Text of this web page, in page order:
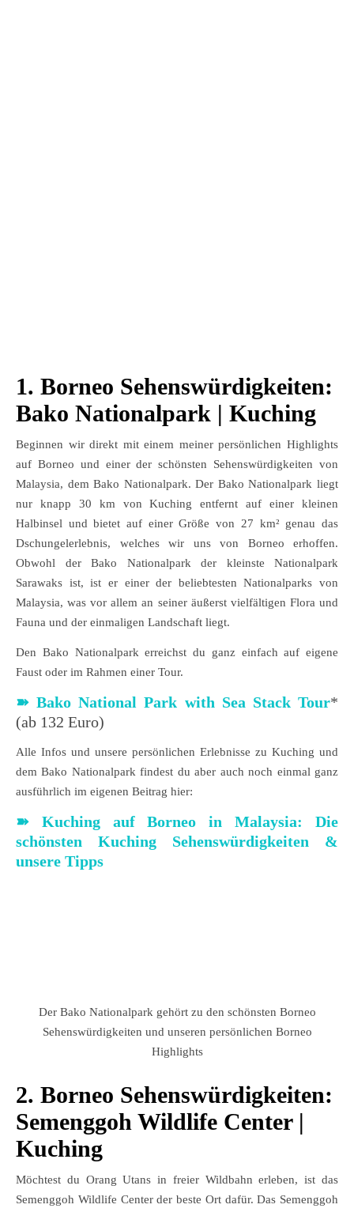
1. Borneo Sehenswürdigkeiten:
Bako Nationalpark | Kuching
Beginnen wir direkt mit einem meiner persönlichen Highlights
auf Borneo und einer der schönsten Sehenswürdigkeiten von
Malaysia, dem Bako Nationalpark. Der Bako Nationalpark liegt
nur knapp 30 km von Kuching entfernt auf einer kleinen
Halbinsel und bietet auf einer Größe von 27 km² genau das
Dschungelerlebnis, welches wir uns von Borneo erhoffen.
Obwohl der Bako Nationalpark der kleinste Nationalpark
Sarawaks ist, ist er einer der beliebtesten Nationalparks von
Malaysia, was vor allem an seiner äußerst vielfältigen Flora und
Fauna und der einmaligen Landschaft liegt.
Den Bako Nationalpark erreichst du ganz einfach auf eigene
Faust oder im Rahmen einer Tour.
➽ Bako National Park with Sea Stack Tour*
(ab 132 Euro)
Alle Infos und unsere persönlichen Erlebnisse zu Kuching und
dem Bako Nationalpark findest du aber auch noch einmal ganz
ausführlich im eigenen Beitrag hier:
➽ Kuching auf Borneo in Malaysia: Die
schönsten Kuching Sehenswürdigkeiten &
unsere Tipps
Der Bako Nationalpark gehört zu den schönsten Borneo
Sehenswürdigkeiten und unseren persönlichen Borneo
Highlights
2. Borneo Sehenswürdigkeiten:
Semenggoh Wildlife Center |
Kuching
Möchtest du Orang Utans in freier Wildbahn erleben, ist das
Semenggoh Wildlife Center der beste Ort dafür. Das Semenggoh